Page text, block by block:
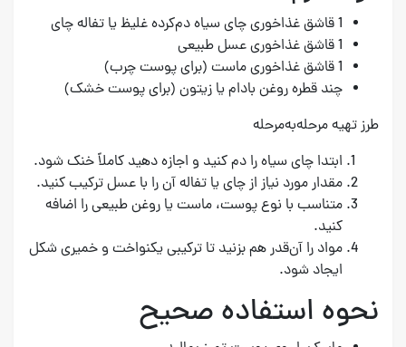
1 قاشق غذاخوری چای سیاه دم‌کرده غلیظ یا تفاله چای
1 قاشق غذاخوری عسل طبیعی
1 قاشق غذاخوری ماست (برای پوست چرب)
چند قطره روغن بادام یا زیتون (برای پوست خشک)
طرز تهیه مرحله‌به‌مرحله
ابتدا چای سیاه را دم کنید و اجازه دهید کاملاً خنک شود.
مقدار مورد نیاز از چای یا تفاله آن را با عسل ترکیب کنید.
متناسب با نوع پوست، ماست یا روغن طبیعی را اضافه
کنید.
مواد را آن‌قدر هم بزنید تا ترکیبی یکنواخت و خمیری شکل
ایجاد شود.
نحوه استفاده صحیح